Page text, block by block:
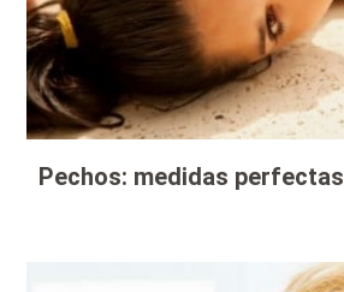
Pechos: medidas perfectas